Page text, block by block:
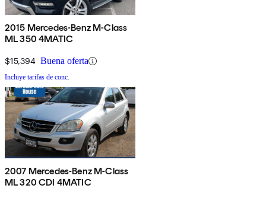
2015 Mercedes-Benz M-Class
ML 350 4MATIC
$15,394 Buena oferta
Incluye tarifas de conc.
2007 Mercedes-Benz M-Class
ML 320 CDI 4MATIC